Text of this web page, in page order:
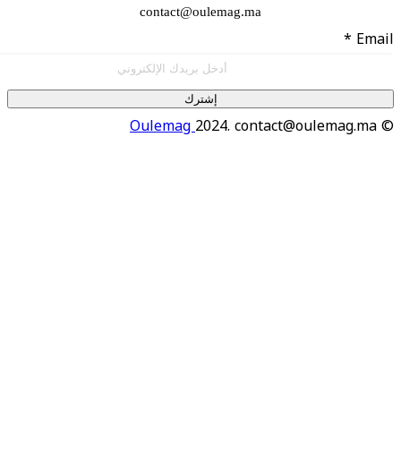
contact@oulemag.ma
Oulemag2024.